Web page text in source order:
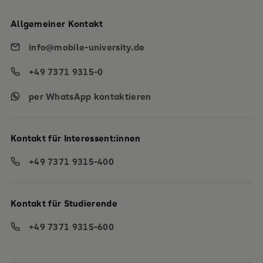
Allgemeiner Kontakt
info@mobile-university.de
+49 7371 9315-0
per WhatsApp kontaktieren
Kontakt für Interessent:innen
+49 7371 9315-400
Kontakt für Studierende
+49 7371 9315-600